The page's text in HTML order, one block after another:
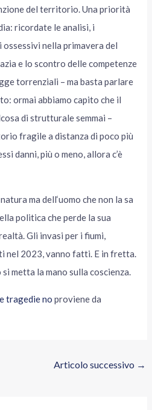
del territorio. Una priorità
ricordate le analisi, i
nella primavera del
e lo scontro delle competenze
torrenziali – ma basta parlare
ormai abbiamo capito che il
di strutturale semmai –
fragile a distanza di poco più
danni, più o meno, allora c’è
ma dell‘uomo che non la sa
politica che perde la sua
Gli invasi per i fiumi,
nel 2023, vanno fatti. E in fretta.
metta la mano sulla coscienza.
tragedie no proviene da
Articolo successivo →